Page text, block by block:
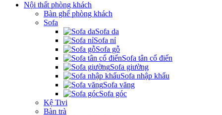
Nội thất phòng khách
Bàn ghế phòng khách
Sofa
Sofa da
Sofa nỉ
Sofa gỗ
Sofa tân cổ điển
Sofa giường
Sofa nhập khẩu
Sofa văng
Sofa góc
Kệ Tivi
Bàn trà